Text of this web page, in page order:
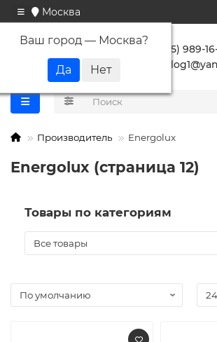
Москва
Ваш город — Москва?
+7 (495) 989-
Производитель Energolux
Energolux (страница 12)
Товары по категориям